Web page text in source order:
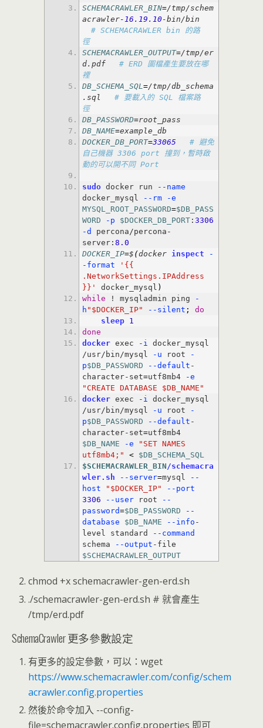
SCHEMACRAWLER_BIN=/tmp/schem
acrawler-16.19 .10
# SCHEMACRAWLER bin 的路
徑
SCHEMACRAWLER_OUTPUT=/tmp/er
d.pdf
# ERD 圖檔產生要放在哪
裡
DB_SCHEMA_SQL=/tmp/db_schema
.sql
# 要載入的 SQL 檔案路
徑
DB_PASSWORD=root_pass
DB_NAME=example_db
DOCKER_DB_PORT=33065
# 避免
自己機器 3306 port 撞到，暫時啟
動的可以開不同 Port
sudo docker run --name
docker_mysql --rm -e
MYSQL_ROOT_PASSWORD=$DB_PASS
WORD -p $DOCKER_DB_PORT: 3306
-d
percona/percona-
server: 8.0
DOCKER_IP=$ (docker inspect -
-format
'{{
.NetworkSettings.IPAddress
}}'
docker_mysql )
while ! mysqladmin ping -
h "$DOCKER_IP" --silent ;
do
sleep
1
done
docker exec -i docker_mysql
/usr/bin/mysql -u root -
p$DB_PASSWORD --default -
character-set=utf8mb4 -e
"CREATE DATABASE $DB_NAME"
docker exec -i docker_mysql
/usr/bin/mysql -u root -
p$DB_PASSWORD --default -
character-set=
utf8mb4
$DB_NAME -e
"SET NAMES
utf8mb4;"
<
$DB_SCHEMA_SQL
$SCHEMACRAWLER_BIN/schemacra
wler.sh --server=mysql --
host
"$DOCKER_IP"
--port
3306 --user root --
password=$DB_PASSWORD --
database
$DB_NAME --info -
level standard
--command
schema --output
$SCHEMACRAWLER_OUTPUT
chmod +x schemacrawler-gen-erd.sh
./schemacrawler-gen-erd.sh # 就會產生
/tmp/erd.pdf
SchemaCrawler 更多參數設定
有更多的設定參數，可以：wget
https://www.schemacrawler.com/config/schem
acrawler.config.properties
然後於命令加入 --config-
file=schemacrawler.config.properties 即可